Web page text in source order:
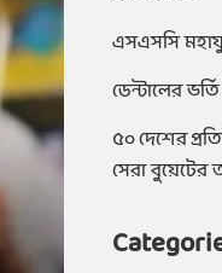
এসএসসি
ডেন্টালের
৫০ দেশের
সেরা বুয়েটের